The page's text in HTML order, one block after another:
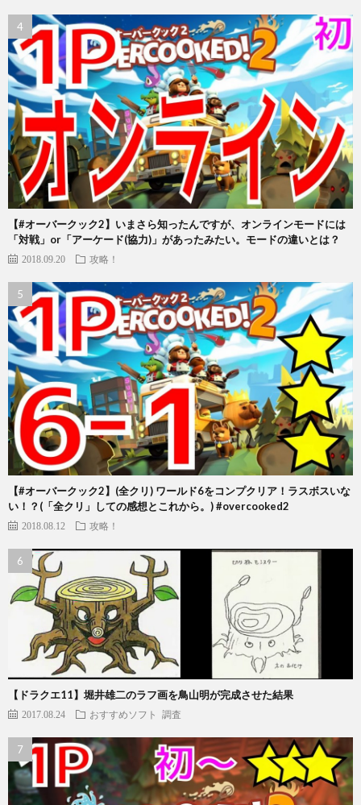
【#オーバークック2】いまさら知ったんですが、オンラインモードには
「対戦」or「アーケード(協力)」があったみたい。モードの違いとは？
2018.09.20 攻略！
【#オーバークック2】(全クリ) ワールド6をコンプクリア！ラスボスいな
い！？(「全クリ」しての感想とこれから。) #overcooked2
2018.08.12 攻略！
【ドラクエ11】堀井雄二のラフ画を鳥山明が完成させた結果
2017.08.24 おすすめソフト 調査